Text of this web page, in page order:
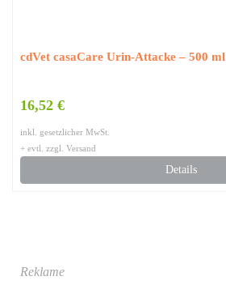
cdVet casaCare Urin-Attacke – 500 ml
16,52 €
inkl. gesetzlicher MwSt.
+ evtl. zzgl. Versand
Details
Reklame